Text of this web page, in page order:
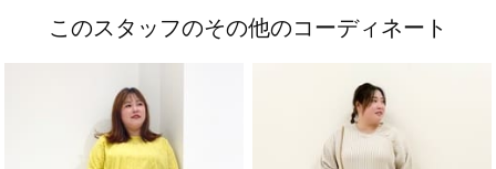
このスタッフのその他のコーディネート